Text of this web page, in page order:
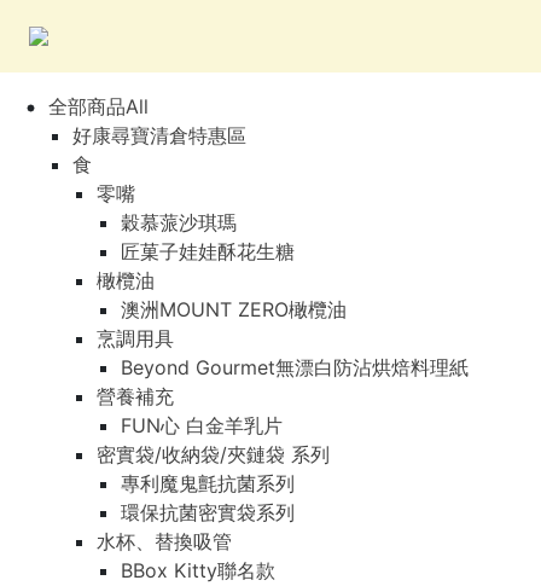
全部商品All
好康尋寶清倉特惠區
食
零嘴
穀慕蒎沙琪瑪
匠菓子娃娃酥花生糖
橄欖油
澳洲MOUNT ZERO橄欖油
烹調用具
Beyond Gourmet無漂白防沾烘焙料理紙
營養補充
FUN心 白金羊乳片
密實袋/收納袋/夾鏈袋 系列
專利魔鬼氈抗菌系列
環保抗菌密實袋系列
水杯、替換吸管
BBox Kitty聯名款